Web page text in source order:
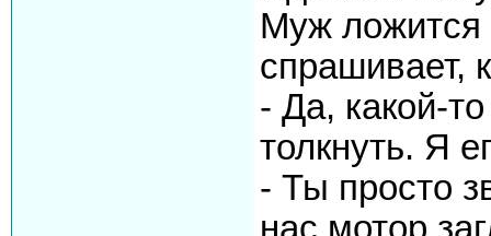
Муж ложится
спрашивает,
- Да, какой-
толкнуть. Я
- Ты просто
нас мотор